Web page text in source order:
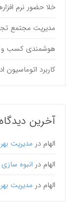
خلا حضور نرم
مدیریت مجتمع
هوشمندی کسب و
کاربرد
آخرین
الهام در مدیریت
الهام در انبوه
الهام در مدیریت